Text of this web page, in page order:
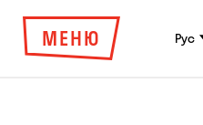
МЕНЮ Рус